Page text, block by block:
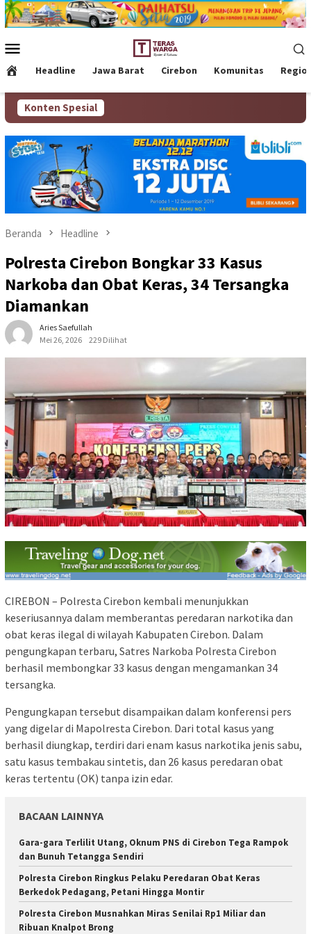
Loncat
ke
Mobile
Headline Jawa Barat Cirebon Komunitas
Konten Spesial
Beranda Headline
Polresta Cirebon Bongkar 33 Kasus
Narkoba dan Obat Keras, 34 Tersangka
Diamankan
Aries Saefullah
Mei 26, 2026
229 Dilihat
CIREBON – Polresta Cirebon kembali menunjukkan
keseriusannya dalam memberantas peredaran narkotika dan
obat keras ilegal di wilayah Kabupaten Cirebon. Dalam
pengungkapan terbaru, Satres Narkoba Polresta Cirebon
berhasil membongkar 33 kasus dengan mengamankan 34
tersangka.
Pengungkapan tersebut disampaikan dalam konferensi pers
yang digelar di Mapolresta Cirebon. Dari total kasus yang
berhasil diungkap, terdiri dari enam kasus narkotika jenis sabu,
satu kasus tembakau sintetis, dan 26 kasus peredaran obat
keras tertentu (OK) tanpa izin edar.
BACAAN LAINNYA
Gara-gara Terlilit Utang, Oknum PNS di Cirebon Tega Rampok
dan Bunuh Tetangga Sendiri
Polresta Cirebon Ringkus Pelaku Peredaran Obat Keras
Berkedok Pedagang, Petani Hingga Montir
Polresta Cirebon Musnahkan Miras Senilai Rp1 Miliar dan
Ribuan Knalpot Brong